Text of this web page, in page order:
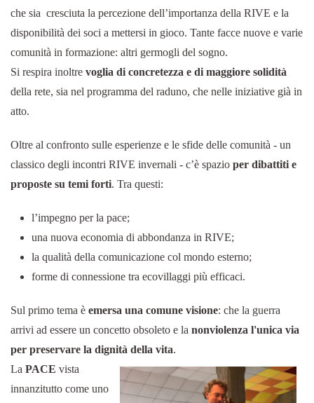
che sia cresciuta la percezione dell’importanza della RIVE e la
disponibilità dei soci a mettersi in gioco. Tante facce nuove e varie
comunità in formazione: altri germogli del sogno.
Si respira inoltre voglia di concretezza e di maggiore solidità
della rete, sia nel programma del raduno, che nelle iniziative già in
atto.
Oltre al confronto sulle esperienze e le sfide delle comunità - un
classico degli incontri RIVE invernali - c’è spazio per dibattiti e
proposte su temi forti. Tra questi:
l’impegno per la pace;
una nuova economia di abbondanza in RIVE;
la qualità della comunicazione col mondo esterno;
forme di connessione tra ecovillaggi più efficaci.
Sul primo tema è emersa una comune visione: che la guerra
arrivi ad essere un concetto obsoleto e la nonviolenza l'unica via
per preservare la dignità della vita.
La PACE vista
innanzitutto come uno